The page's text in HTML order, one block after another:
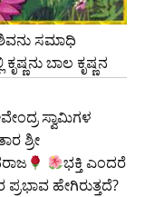
ಸಮಾಧಿ
ಬಾಲ ಕೃಷ್ಣನ
ಸ್ವಾಮಿಗಳ
ಶ್ರೀ
ಭಕ್ತಿ ಎಂದರೆ
ಹೇಗಿರುತ್ತದೆ?